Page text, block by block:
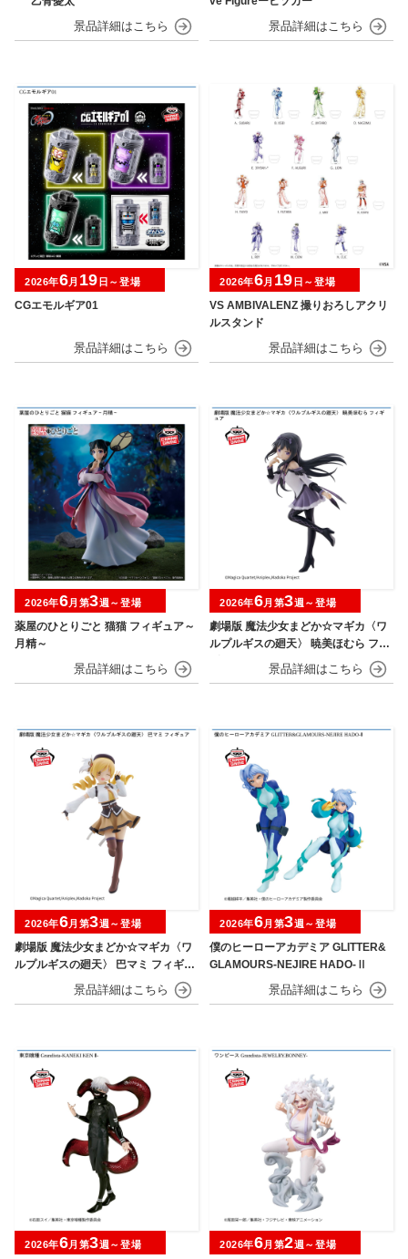
CGエモルギア01
2026年6月 19 日～登場
VS AMBIVALENZ 撮りおろしアクリ
ルスタンド
2026年6月 19 日～登場
薬屋のひとりごと 猫猫 フィギュア～
月精～
2026年6月第3週～登場
劇場版 魔法少女まどか☆マギカ〈ワ
ルプルギスの廻天〉 暁美ほむら フィ
2026年6月第3週～登場
劇場版 魔法少女まどか☆マギカ〈ワ
ルプルギスの廻天〉 巴マミ フィギュ
2026年6月第3週～登場
僕のヒーローアカデミア GLITTER&
GLAMOURS-NEJIRE HADO-Ⅱ
2026年6月第3週～登場
2026年6月第3週～登場 2026年6月第2週～登場